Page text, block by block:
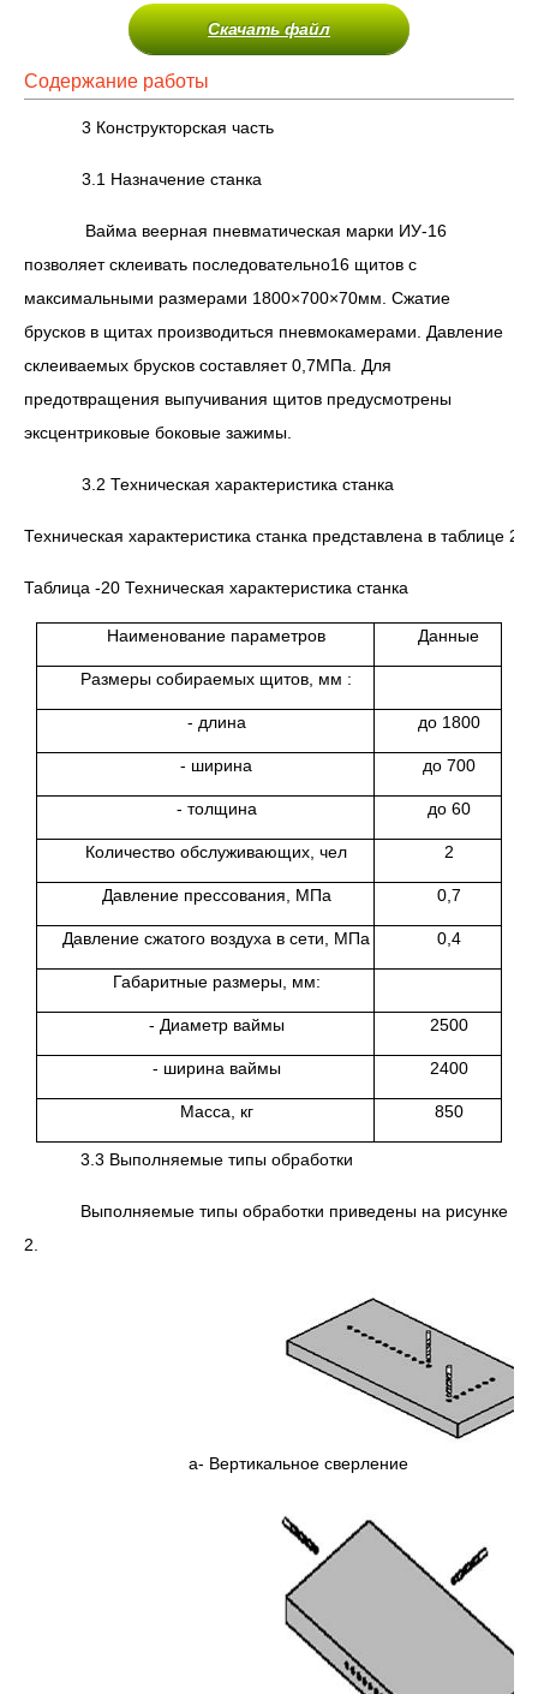
Скачать файл
Содержание работы
3 Конструкторская часть
3.1 Назначение станка
Вайма веерная пневматическая марки ИУ-16
позволяет склеивать последовательно16 щитов с
максимальными размерами 1800×700×70мм. Сжатие
брусков в щитах производиться пневмокамерами. Давление
склеиваемых брусков составляет 0,7МПа. Для
предотвращения выпучивания щитов предусмотрены
эксцентриковые боковые зажимы.
3.2 Техническая характеристика станка
Техническая характеристика станка представлена в таблице 20
Таблица -20 Техническая характеристика станка
Наименование параметров Данные
Размеры собираемых щитов, мм :
- длина до 1800
- ширина до 700
- толщина до 60
Количество обслуживающих, чел 2
Давление прессования, МПа 0,7
Давление сжатого воздуха в сети, МПа 0,4
Габаритные размеры, мм:
- Диаметр ваймы 2500
- ширина ваймы 2400
Масса, кг 850
3.3 Выполняемые типы обработки
Выполняемые типы обработки приведены на рисунке
2.
а- Вертикальное сверление